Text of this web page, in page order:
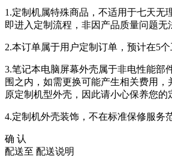
1.定制机属特殊商品，不适用于七天无
即进入定制流程，非因产品质量问题无
2.本订单属于用户定制订单，预计在5个
3.笔记本电脑屏幕外壳属于非电性能部
围之内，如需更换可能产生相关费用
原定制机型外壳，因此请小心保养您的
4.定制机外壳装饰，不在标准保修服务
确 认
配送至 配送说明